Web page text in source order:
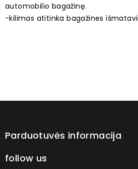
automobilio bagažinę.
-kilimas atitinka bagažines
Parduotuvės informacija
follow us